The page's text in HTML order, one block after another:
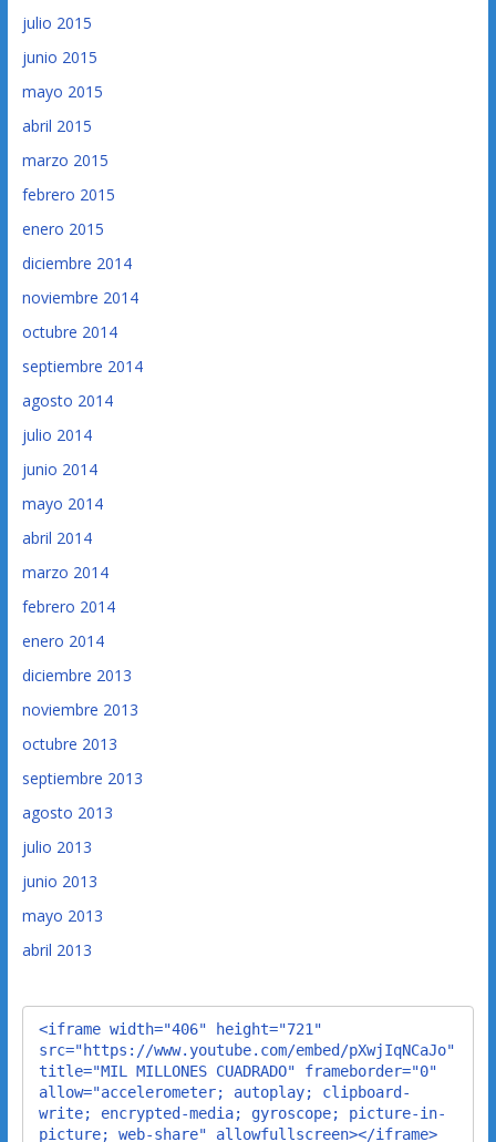
julio 2015
junio 2015
mayo 2015
abril 2015
marzo 2015
febrero 2015
enero 2015
diciembre 2014
noviembre 2014
octubre 2014
septiembre 2014
agosto 2014
julio 2014
junio 2014
mayo 2014
abril 2014
marzo 2014
febrero 2014
enero 2014
diciembre 2013
noviembre 2013
octubre 2013
septiembre 2013
agosto 2013
julio 2013
junio 2013
mayo 2013
abril 2013
<iframe width="406" height="721"
src="https://www.youtube.com/embed/pXwjIqNCaJo"
title="MIL MILLONES CUADRADO" frameborder="0"
allow="accelerometer; autoplay; clipboard-
write; encrypted-media; gyroscope; picture-in-
picture; web-share" allowfullscreen></iframe>